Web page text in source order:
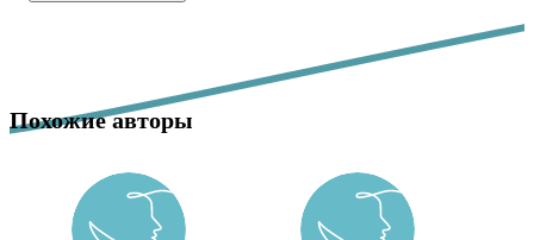
Похожие авторы